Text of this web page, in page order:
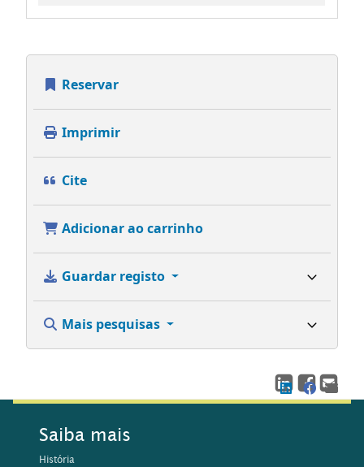
Reservar
Imprimir
Cite
Adicionar ao carrinho
Guardar registo
Mais pesquisas
Saiba mais
História